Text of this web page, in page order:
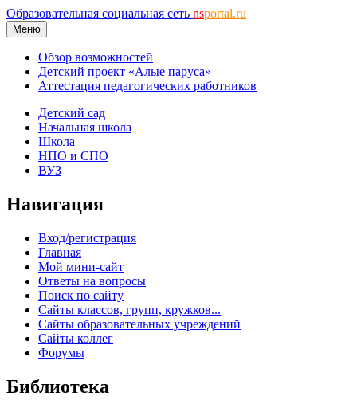
Образовательная социальная сеть nsportal.ru
Меню
Обзор возможностей
Детский проект «Алые паруса»
Аттестация педагогических работников
Детский сад
Начальная школа
Школа
НПО и СПО
ВУЗ
Навигация
Вход/регистрация
Главная
Мой мини-сайт
Ответы на вопросы
Поиск по сайту
Сайты классов, групп, кружков...
Сайты образовательных учреждений
Сайты коллег
Форумы
Библиотека